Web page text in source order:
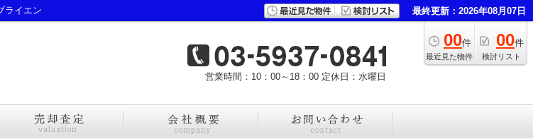
ライエン 最終更新：2026年08月07日
00件
最近見た物件
00件
検討リスト
営業時間：10：00～18：00 定休日：水曜日